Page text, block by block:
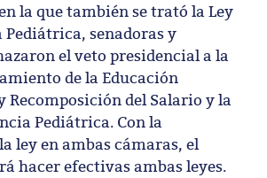
la que también se trató la Ley
Pediátrica, senadoras y
el veto presidencial a la
de la Educación
del Salario y la
Pediátrica. Con la
ley en ambas cámaras, el
hacer efectivas ambas leyes.